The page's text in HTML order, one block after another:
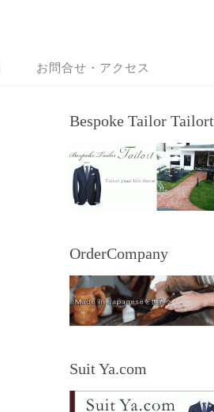
お問合せ・アクセス
Bespoke Tailor Tailort
OrderCompany
Suit Ya.com